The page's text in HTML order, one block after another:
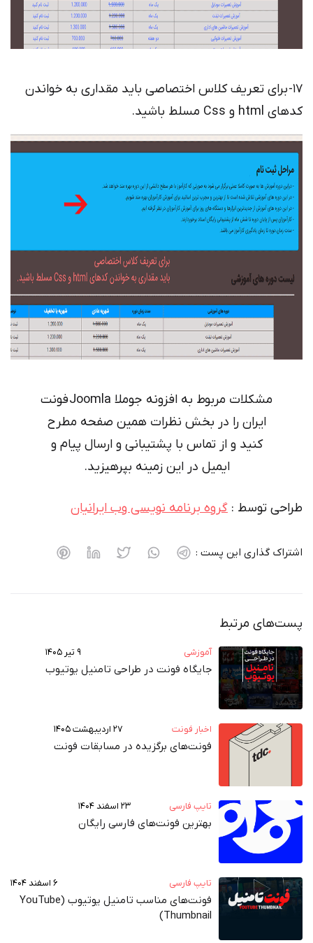
17- برای تعریف کلاس اختصاصی باید مقداری به خواندن
کدهای html و Css مسلط باشید.
مشکلات مربوط به افزونه جوملا Joomla فونت
ایران را در بخش نظرات همین صفحه مطرح
کنید و از تماس با پشتیبانی و ارسال پیام و
ایمیل در این زمینه بپرهیزید.
طراحی توسط : گروه برنامه نویسی وب ایرانیان
اشتراک گذاری این پست :
پست‌های مرتبط
آموزشی ۹ تیر ۱۴۰۵
جایگاه فونت در طراحی تامنیل یوتیوب
اخبار فونت ۲۷ اردیبهشت ۱۴۰۵
فونت‌های برگزیده در مسابقات فونت
تایپ فارسی ۲۳ اسفند ۱۴۰۴
بهترین فونت‌های فارسی رایگان
تایپ فارسی ۶ اسفند ۱۴۰۴
فونت‌های مناسب تامنیل یوتیوب (YouTube
Thumbnail)